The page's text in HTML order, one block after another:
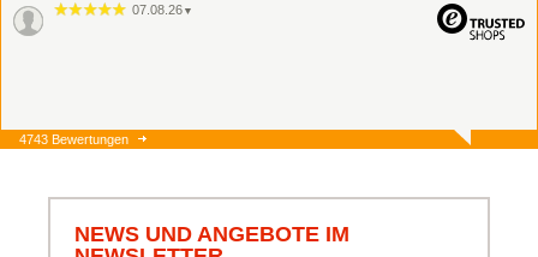
07.08.26 ▼
07.08.26 ▼
4743 Bewertungen
NEWS UND ANGEBOTE IM